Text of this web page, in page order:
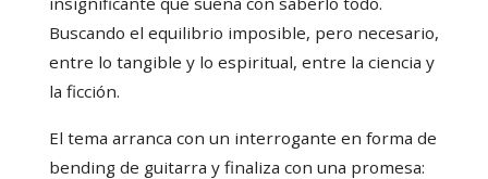
Buscando el equilibrio imposible, pero necesario,
entre lo tangible y lo espiritual, entre la ciencia y
la ficción.
El tema arranca con un interrogante en forma de
bending de guitarra y finaliza con una promesa: